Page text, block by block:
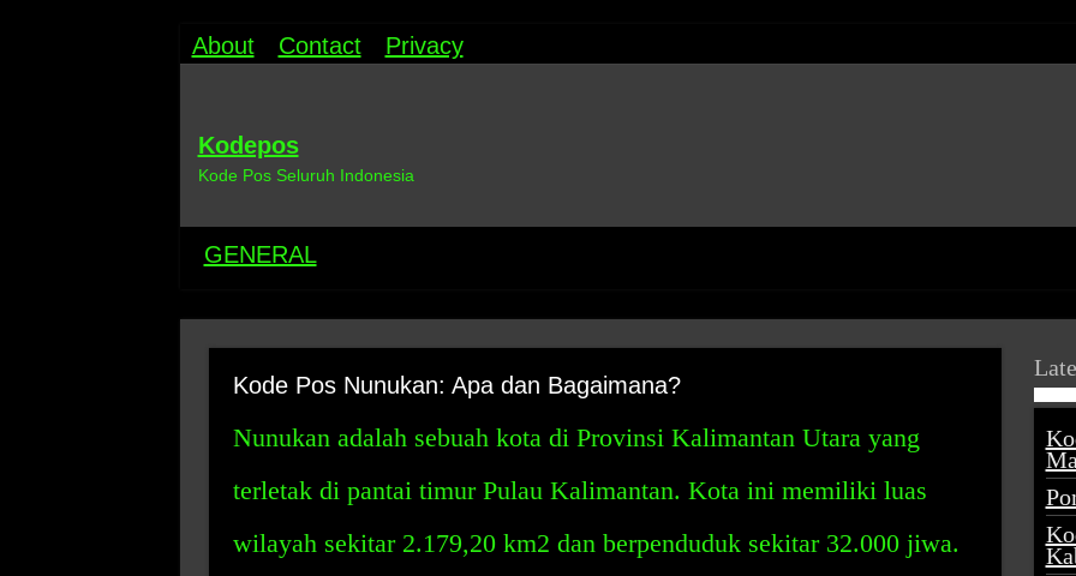
About Contact Privacy
Kodepos
Kode Pos Seluruh Indonesia
GENERAL
Kode Pos Nunukan: Apa dan Bagaimana?
Nunukan adalah sebuah kota di Provinsi Kalimantan Utara yang
terletak di pantai timur Pulau Kalimantan. Kota ini memiliki luas
wilayah sekitar 2.179,20 km2 dan berpenduduk sekitar 32.000 jiwa.